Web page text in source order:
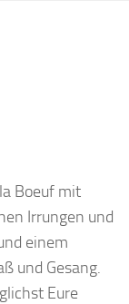
Boeuf mit
Irrungen und
einem
und Gesang.
Eure